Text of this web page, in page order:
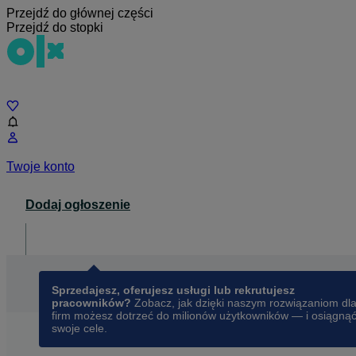
Przejdź do głównej części
Przejdź do stopki
Twoje konto
Dodaj ogłoszenie
Sprzedajesz, oferujesz usługi lub rekrutujesz
pracowników? Zobacz, jak dzięki naszym rozwiązaniom dla
firm możesz dotrzeć do milionów użytkowników — i osiągnąć
swoje cele.